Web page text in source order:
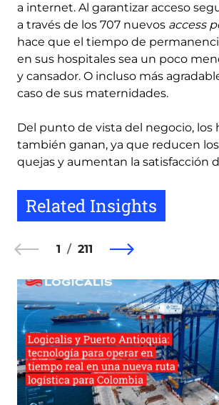
a internet. Al garantizar acceso
a través de los 707 nuevos access
hace que el tiempo de
en sus hospitales sea un poco
y cansador. O incluso más
caso de sus maternidades.
Del punto de vista del negocio, los
también ganan, ya que reducen
quejas y aumentan la satisfacción
Related Insights
1 211